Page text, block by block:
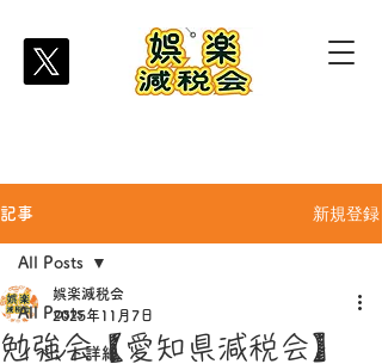
記事 新規登録
All Posts
イベント詳細
All Posts
勉強会【愛知県減税会】
娯楽減税会
2025年11月7日